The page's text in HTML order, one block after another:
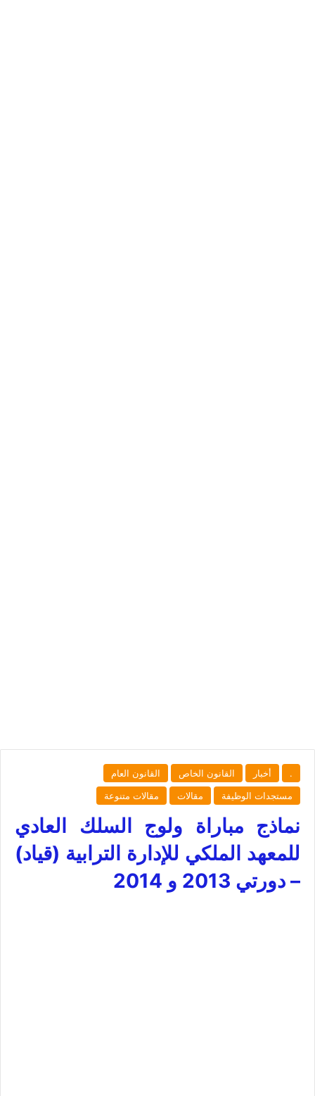
. أخبار القانون الخاص
القانون العام
مستجدات الوظيفة
مقالات مقالات متنوعة
نماذج مباراة ولوج السلك العادي
للمعهد الملكي للإدارة الترابية (قياد)
– دورتي 2013 و 2014